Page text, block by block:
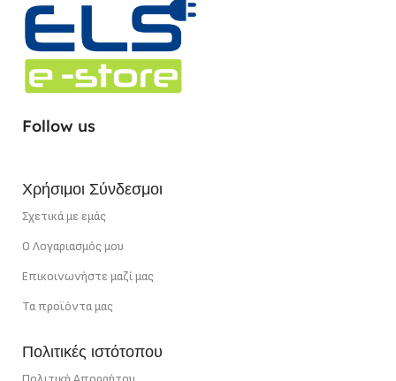
ΕΓΓΎΗΣΗ 3 χρόνια
ΣΗΜΕΊΟ ΚΟΠΉΣ
ΧΡΏΜΑ ΦΩΤΌΣ
ΙΣΧΎΣ 22 W/m
Follow us
Χρήσιμοι Σύνδεσμοι
Σχετικά με εμάς
Ο Λογαριασμός μου
Επικοινωνήστε μαζί μας
Τα προϊόντα μας
Πολιτικές ιστότοπου